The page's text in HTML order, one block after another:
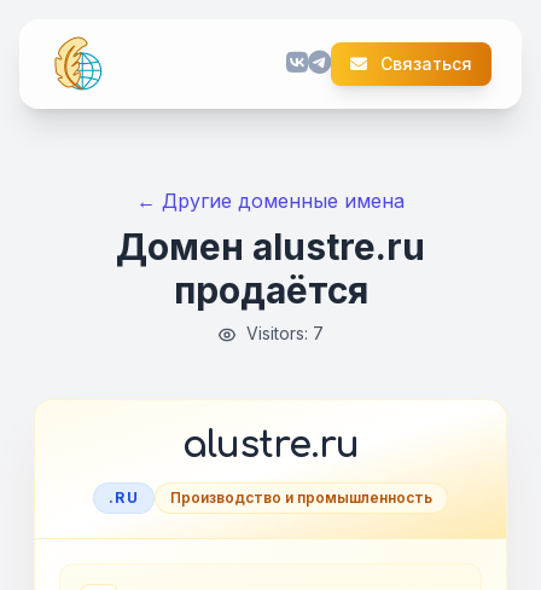
Связаться
← Другие доменные имена
Домен alustre.ru
продаётся
Visitors: 7
alustre.ru
.RU Производство и промышленность